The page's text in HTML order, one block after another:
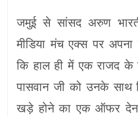
जमुई से सांसद अरुण
मीडिया मंच एक्स पर
कि हाल ही में एक राजद के
पासवान जी को उनके
खड़े होने का एक ऑफर